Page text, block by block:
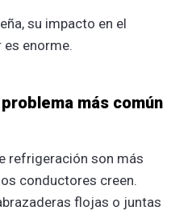
su impacto en el
enorme.
más común
refrigeración son más
conductores creen.
flojas o juntas